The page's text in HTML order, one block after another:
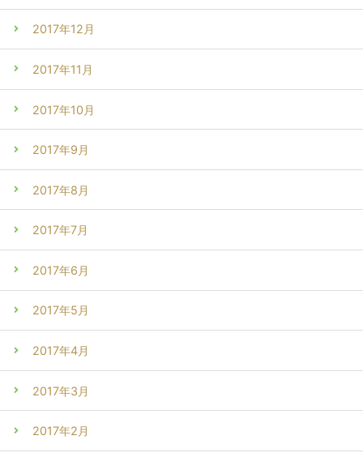
2017年12月
2017年11月
2017年10月
2017年9月
2017年8月
2017年7月
2017年6月
2017年5月
2017年4月
2017年3月
2017年2月